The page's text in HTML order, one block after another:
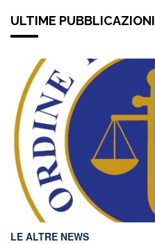
ULTIME PUBBLICAZIONI
LE ALTRE NEWS